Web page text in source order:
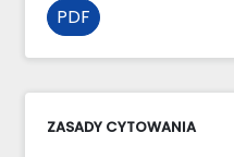
PDF
ZASADY CYTOWANIA